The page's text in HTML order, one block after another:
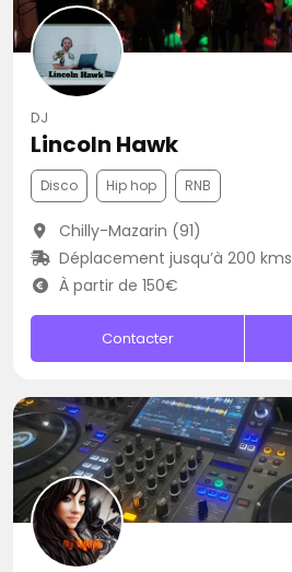
DJ
Lincoln Hawk
Disco Hip hop RNB
Chilly-Mazarin (91)
Déplacement jusqu’à 200 kms
À partir de 150€
Contacter